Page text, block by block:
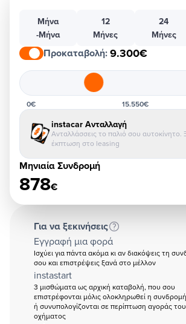
Μήνα
-Μήνα
12
Μήνες
24
Μήνες
Προκαταβολή:9.300€
0€ 15.550€
instacar Ανταλλαγή
Ανταλλάσσεις το παλιό σου αυτοκίνητο.
έκπτωση στο leasing
Μηνιαία Συνδρομή
878€
Για να ξεκινήσεις
Εγγραφή μια φορά
Ισχύει για πάντα ακόμα κι αν διακόψεις τη
σου και επιστρέψεις ξανά στο μέλλον
instastart
3 μισθώματα ως αρχική καταβολή, που σου
επιστρέφονται μόλις ολοκληρωθεί η
ή συνυπολογίζονται σε περίπτωση αγοράς του
οχήματος